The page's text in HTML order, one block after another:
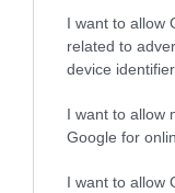
I want to allow
related to
device
I want to allow
Google for
I want to allow
Gaming Police”
ενισχύει την
των παιδιών στο
31.07.2026
ΑΑΔΕ:
για τα πρόστιμα
παραβάσεις που
31.07.2026